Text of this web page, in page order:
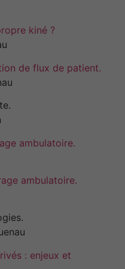
kiné ?
de flux de patient.
ambulatoire.
ambulatoire.
: enjeux et